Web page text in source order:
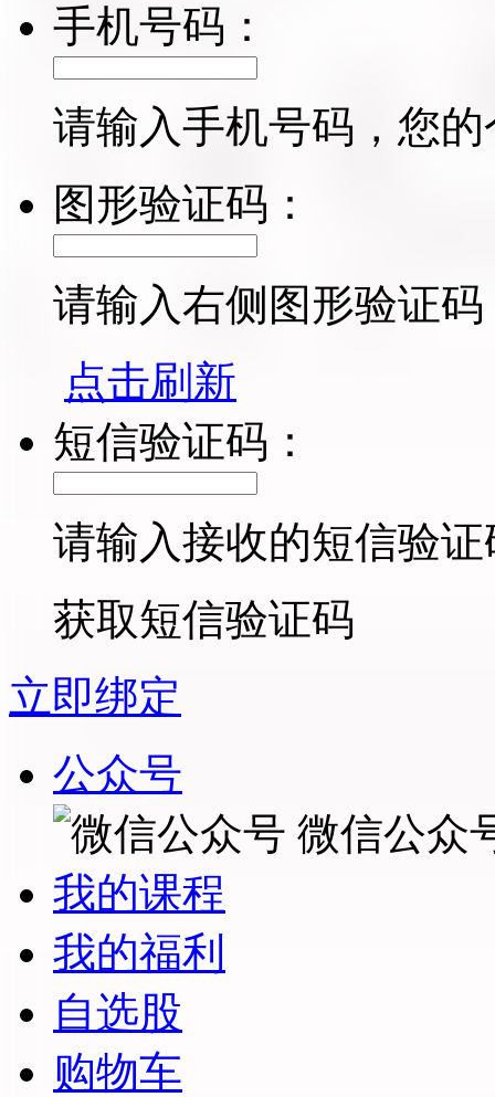
手机号码：
请输入手机号码，您
图形验证码：
请输入右侧图形验证码
点击刷新
短信验证码：
请输入接收的短信验证
获取短信验证码
立即绑定
公众号
微信公众
我的课程
我的福利
自选股
购物车